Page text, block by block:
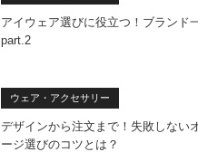
アイウェア選びに役立つ！ブランド
part.2
ウェア・アクセサリー
デザインから注文まで！失敗しない
ージ選びのコツとは？